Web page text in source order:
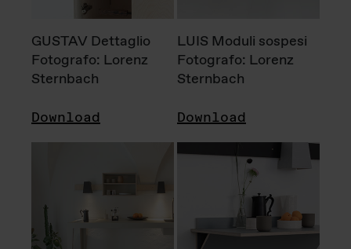
GUSTAV Dettaglio
Fotografo: Lorenz
Sternbach
Download
LUIS Moduli sospesi
Fotografo: Lorenz
Sternbach
Download